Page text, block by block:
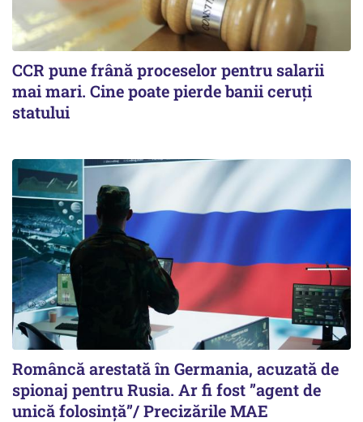
CCR pune frână proceselor pentru salarii
mai mari. Cine poate pierde banii ceruți
statului
Româncă arestată în Germania, acuzată de
spionaj pentru Rusia. Ar fi fost ”agent de
unică folosință”/ Precizările MAE